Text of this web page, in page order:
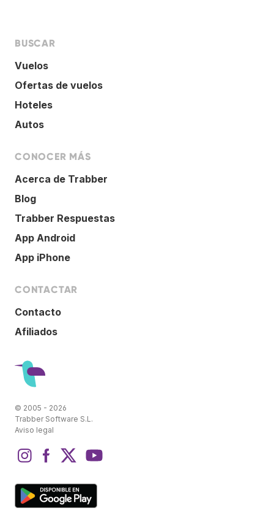
BUSCAR
Vuelos
Ofertas de vuelos
Hoteles
Autos
CONOCER MÁS
Acerca de Trabber
Blog
Trabber Respuestas
App Android
App iPhone
CONTACTAR
Contacto
Afiliados
© 2005 - 2026
Trabber Software S.L.
Aviso legal